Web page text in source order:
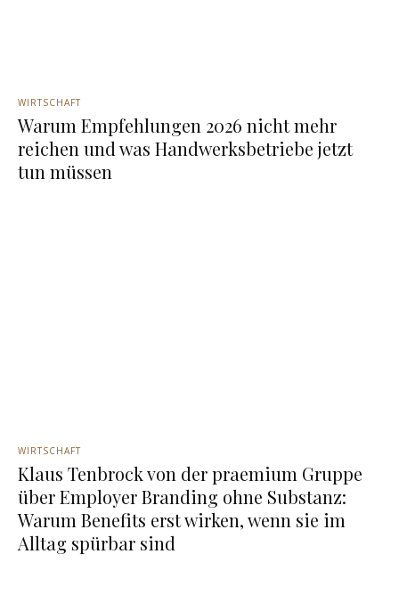
WIRTSCHAFT
Warum Empfehlungen 2026 nicht mehr
reichen und was Handwerksbetriebe jetzt
tun müssen
WIRTSCHAFT
Klaus Tenbrock von der praemium Gruppe
über Employer Branding ohne Substanz:
Warum Benefits erst wirken, wenn sie im
Alltag spürbar sind